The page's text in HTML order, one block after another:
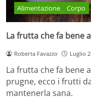
Alimentazione Corpo
La frutta che fa bene
Roberta Favazzo Luglio
La frutta che fa bene
prugne, ecco i frutti
mantenerla sana.